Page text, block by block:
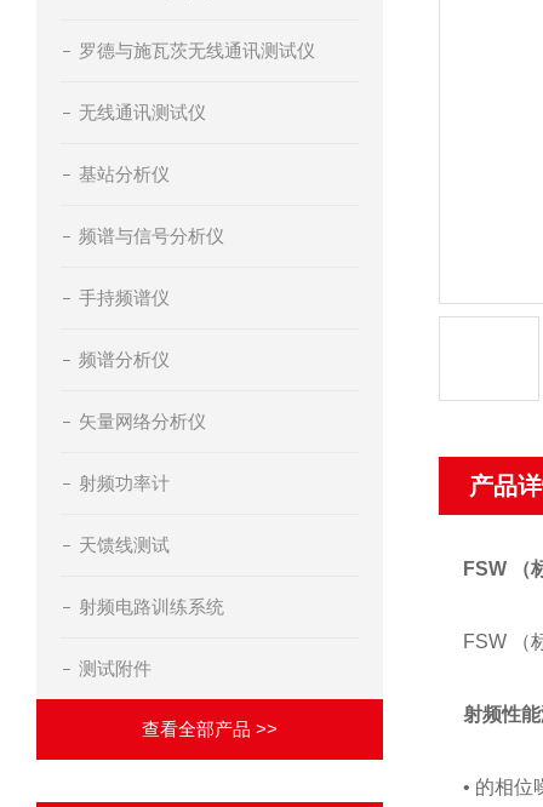
罗德与施瓦茨无线通讯测试仪
无线通讯测试仪
基站分析仪
频谱与信号分析仪
手持频谱仪
频谱分析仪
矢量网络分析仪
射频功率计
天馈线测试
射频电路训练系统
测试附件
查看全部产品 >>
产品
FSW （
FSW （
射频性
• 的相位